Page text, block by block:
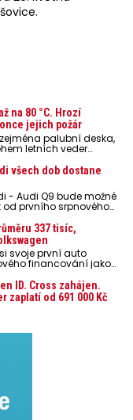
na 80 °C. Hrozí
jejich požár
palubní deska,
letních veder
telefony, powerbanky
stárnutí baterií,
případech i
všech dob dostane
- Audi Q9 bude možné
od prvního srpnového
337 tisíc,
svoje první auto
financování jako
vozu dosahuje 337
částka
to z dat Leasingu
ID. Cross zahájen.
zaplatí od 691 000 Kč